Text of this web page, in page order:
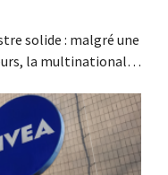
solide : malgré une
la multinationale
et intensifie ses